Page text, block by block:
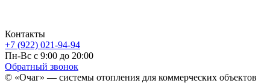
Контакты
+7 (922) 021-94-94
Пн-Вс с 9:00 до 20:00
Обратный звонок
© «Очаг» — системы отопления для коммерческих объектов